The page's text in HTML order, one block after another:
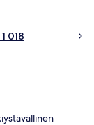
018